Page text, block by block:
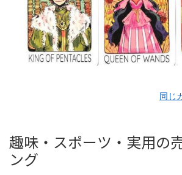
同じ
趣味・スポーツ・実用の
ング